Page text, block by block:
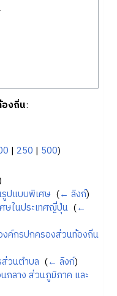
งถิ่น:
| 250 | 500)
ปแบบพิเศษ (← ลิงก์)
ษในประเทศญี่ปุ่น (←
งค์กรปกครองส่วนท้องถิ่น
วนตำบล (← ลิงก์)
กลาง ส่วนภูมิภาค และ